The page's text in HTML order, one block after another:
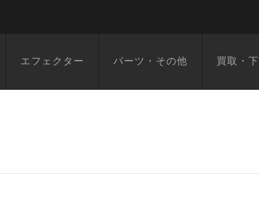
エフェクター パーツ・その他 買取・